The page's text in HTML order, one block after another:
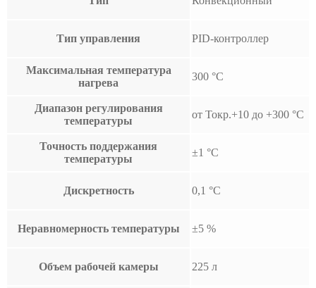
Тип управления PID-контроллер
Максимальная температура
нагрева
300 °С
Диапазон регулирования
температуры
от Токр.+10 до +300 °С
Точность поддержания
температуры
±1 °С
Дискретность 0,1 °С
Неравномерность температуры ±5 %
Объем рабочей камеры 225 л